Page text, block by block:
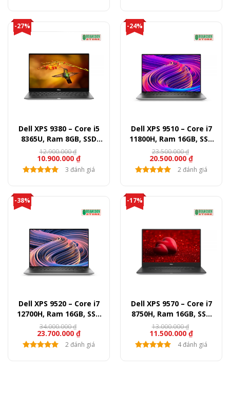
-27%
Dell XPS 9380 – Core i5
8365U, Ram 8GB, SSD
256GB, 13″ FullHD
10.900.000₫
12.900.000₫
3 đánh giá
-24%
Dell XPS 9510 – Core i7
11800H, Ram 16GB, SSD
512GB, RTX 3050Ti, 15.6″
FullHD
20.500.000₫
23.500.000₫
2 đánh giá
-38%
Dell XPS 9520 – Core i7
12700H, Ram 16GB, SSD
512GB, RTX 3050, 15.6″
FullHD+
23.700.000₫
34.000.000₫
2 đánh giá
-17%
Dell XPS 9570 – Core i7
8750H, Ram 16GB, SSD
512GB, GTX 1050Ti, 15.6″
FullHD
11.500.000₫
13.000.000₫
4 đánh giá